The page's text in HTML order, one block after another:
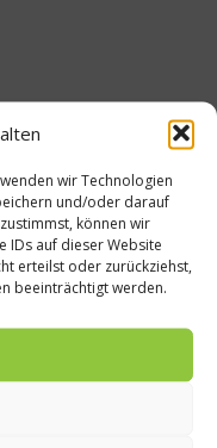
wir Technologien
und/oder darauf
können wir
IDs auf dieser Website
erteilst oder zurückziehst,
beeinträchtigt werden.
Starkoch
zurück auf